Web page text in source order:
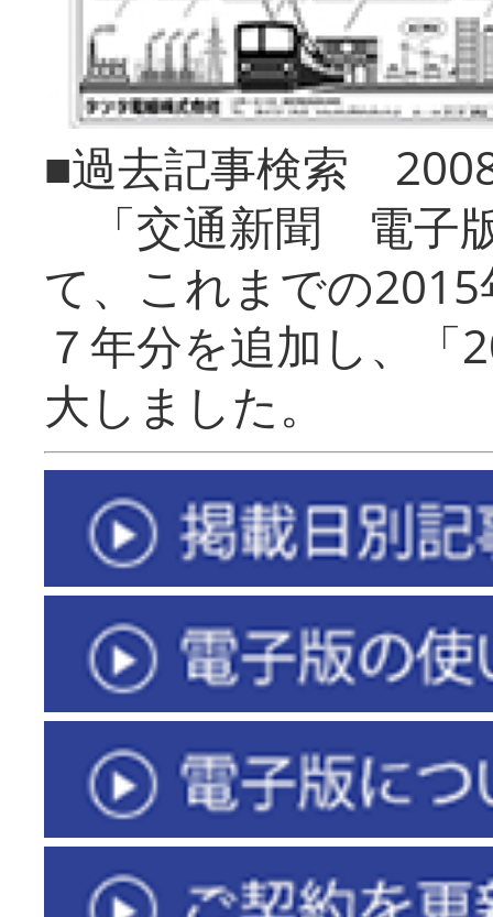
■過去記事検索
「交通新聞 電子
て、これまでの
７年分を追加し、「
大しまし